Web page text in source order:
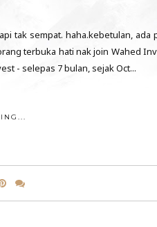
tak sempat. haha.kebetulan, ada
terbuka hati nak join Wahed
- selepas 7 bulan, sejak Oct...